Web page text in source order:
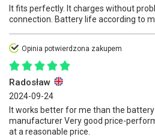
It fits perfectly. It charges without
connection. Battery life according to
Opinia potwierdzona zakupem
Radosław
2024-09-24
It works better for me than the
manufacturer Very good price-
at a reasonable price.